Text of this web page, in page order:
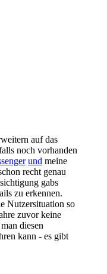
auf das
noch vorhanden
und meine
recht genau
gabs
zu erkennen.
Nutzersituation so
zuvor keine
diesen
kann - es gibt